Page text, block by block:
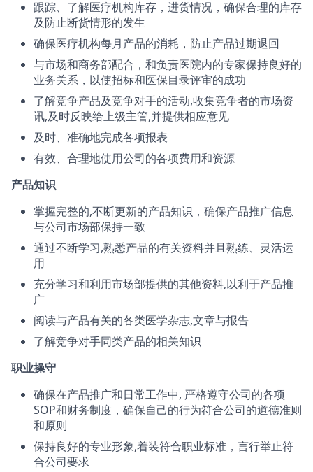
跟踪、了解医疗机构库存，进货情况，确保合理的库存
及防止断货情形的发生
确保医疗机构每月产品的消耗，防止产品过期退回
与市场和商务部配合，和负责医院内的专家保持良好的
业务关系，以使招标和医保目录评审的成功
了解竞争产品及竞争对手的活动,收集竞争者的市场资
讯,及时反映给上级主管,并提供相应意见
及时、准确地完成各项报表
有效、合理地使用公司的各项费用和资源
产品知识
掌握完整的,不断更新的产品知识，确保产品推广信息
与公司市场部保持一致
通过不断学习,熟悉产品的有关资料并且熟练、灵活运
用
充分学习和利用市场部提供的其他资料,以利于产品推
广
阅读与产品有关的各类医学杂志,文章与报告
了解竞争对手同类产品的相关知识
职业操守
确保在产品推广和日常工作中, 严格遵守公司的各项
SOP和财务制度，确保自己的行为符合公司的道德准则
和原则
保持良好的专业形象,着装符合职业标准，言行举止符
合公司要求